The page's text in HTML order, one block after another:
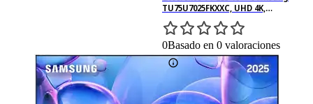
TU75U7025FKXXC, UHD 4K,
Procesador Crystal 4K, Smart TV,
Negro
0Basado en 0 valoraciones